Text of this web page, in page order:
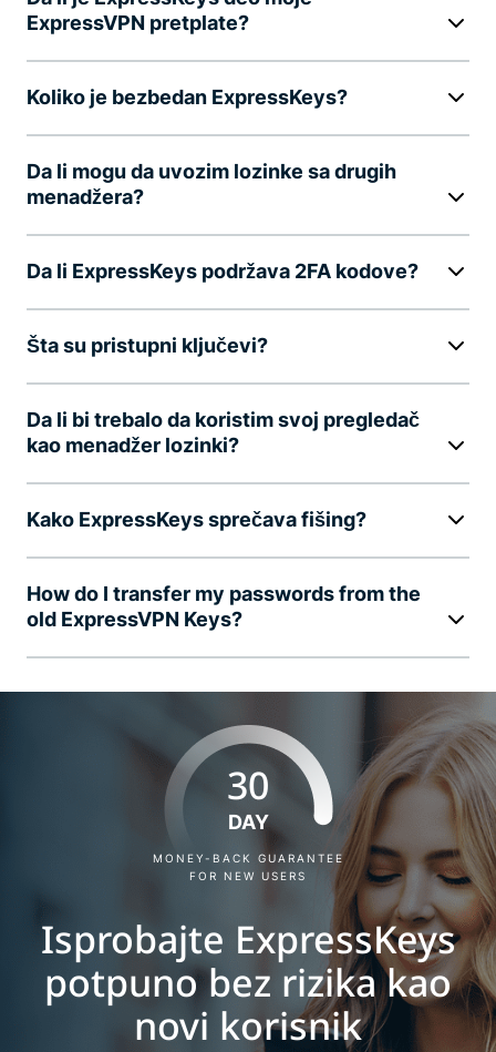
ExpressVPN pretplate?
Koliko je bezbedan ExpressKeys?
Da li mogu da uvozim lozinke sa drugih
menadžera?
Da li ExpressKeys podržava 2FA kodove?
Šta su pristupni ključevi?
Da li bi trebalo da koristim svoj pregledač
kao menadžer lozinki?
Kako ExpressKeys sprečava fišing?
How do I transfer my passwords from the
old ExpressVPN Keys?
30
DAY
MONEY-BACK GUARANTEE
FOR NEW USERS
Isprobajte ExpressKeys
potpuno bez rizika kao
novi korisnik